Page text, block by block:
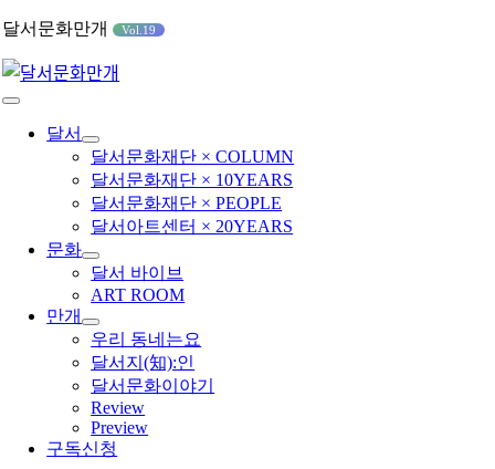
콘
츠
로
달서문화만개 Vol.19
Toggle
Navigation
달서
달서문화재단 × COLUMN
달서문화재단 × 10YEARS
달서문화재단 × PEOPLE
달서아트센터 × 20YEARS
문화
달서 바이브
ART ROOM
만개
우리 동네는요
달서지(知):인
달서문화이야기
Review
Preview
구독신청